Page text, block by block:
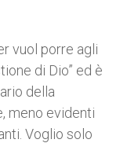
vuol porre agli
di Dio” ed è
della
meno evidenti
Voglio solo